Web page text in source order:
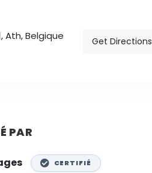
Ath, Belgique Get Directions
PAR
CERTIFIÉ